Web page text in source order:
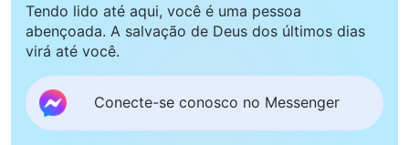
Tendo lido até aqui, você é uma pessoa
abençoada. A salvação de Deus dos últimos dias
virá até você.
Conecte-se conosco no Messenger